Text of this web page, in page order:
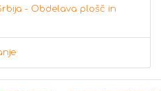
Srbija - Obdelava plošč in